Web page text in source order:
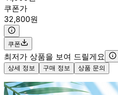
쿠폰가
32,800원
쿠폰
최저가 상품을 보여 드릴게요
상세 정보 구매 정보 상품 문의